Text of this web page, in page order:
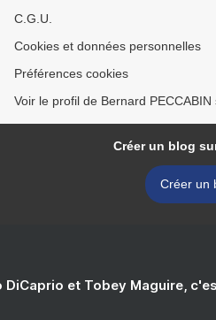
C.G.U.
Cookies et données personnelles
Préférences cookies
Voir le profil de Bernard
Créer un blog
Créer un
DiCaprio et Tobey Maguire,